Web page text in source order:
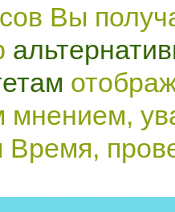
Вы
Время,